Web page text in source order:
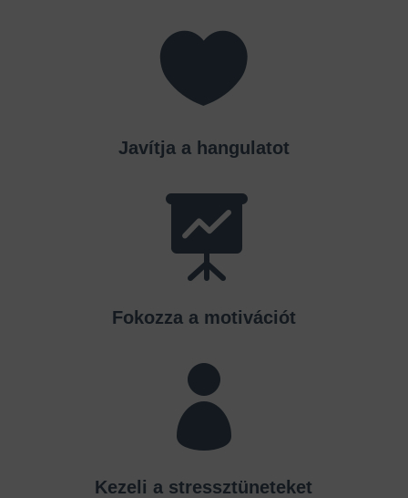

Javítja a hangulatot

Fokozza a motivációt

Kezeli a stressztüneteket